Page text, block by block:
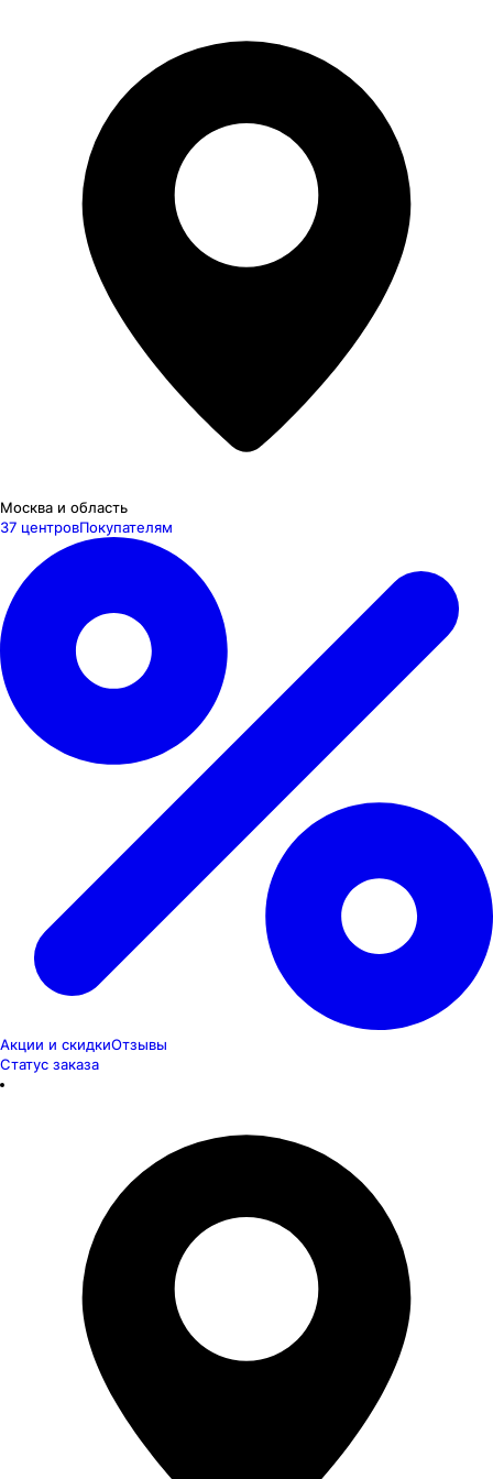
Москва и область
37 центровПокупателям
Акции и скидкиОтзывы
Статус заказа